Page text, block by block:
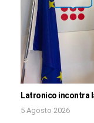
Latronico incontra
5 Agosto 2026